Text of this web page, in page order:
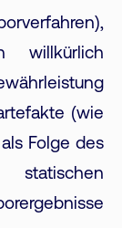
willkürlich
(wie
Folge des